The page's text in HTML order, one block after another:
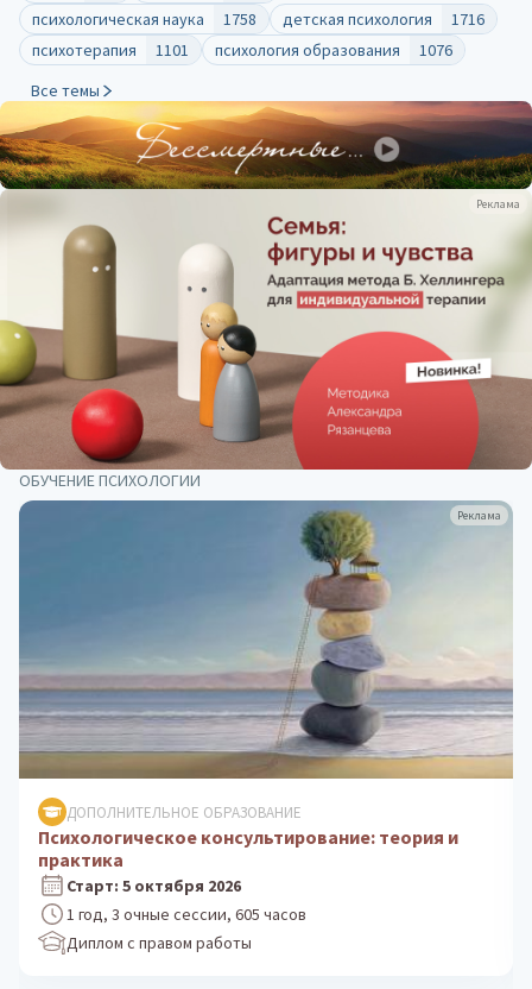
Реклама
психологическая наука
1758 детская психология
1716
психотерапия
1101 психология образования
1076
Все темы
ОБУЧЕНИЕ ПСИХОЛОГИИ
Реклама
ДОПОЛНИТЕЛЬНОЕ ОБРАЗОВАНИЕ
Клиническая психология: практика
психологического консультирования
Старт: 24 августа 2026
1 год, 3 очные сессии, 605 часов
Диплом с правом работы